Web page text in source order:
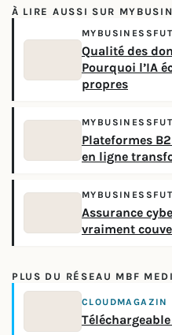
À LIRE AUSSI SUR
Qualité des
Pourquoi l’IA
propres
Plateformes
en ligne
Assurance
vraiment
PLUS DU RÉSEAU MBF
CLOUDMAGAZIN